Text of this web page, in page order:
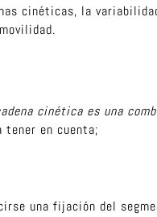
cinéticas, la
cinética es una
en cuenta;
una fijación del